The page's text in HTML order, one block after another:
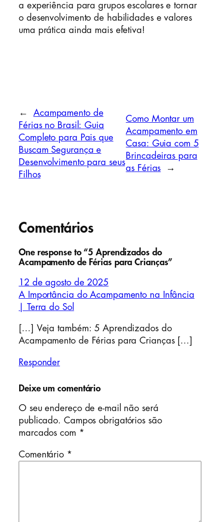
a experiência para grupos escolares e tornar
o desenvolvimento de habilidades e valores
uma prática ainda mais efetiva!
←
Acampamento de
Férias no Brasil: Guia
Completo para Pais que
Buscam Segurança e
Desenvolvimento para seus
Filhos
Como Montar um
Acampamento em
Casa: Guia com 5
Brincadeiras para
as Férias
→
Comentários
One response to “5 Aprendizados do
Acampamento de Férias para Crianças”
12 de agosto de 2025
A Importância do Acampamento na Infância
| Terra do Sol
[…] Veja também: 5 Aprendizados do
Acampamento de Férias para Crianças […]
Responder
Deixe um comentário
O seu endereço de e-mail não será
publicado. Campos obrigatórios são
marcados com *
Comentário *